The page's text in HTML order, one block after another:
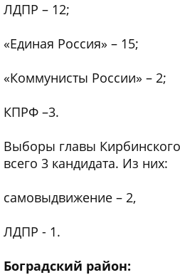
ЛДПР – 12;
«Единая Россия» – 15;
«Коммунисты России» – 2;
КПРФ –3.
Выборы главы Кирбинского
всего 3 кандидата. Из них:
самовыдвижение – 2,
ЛДПР - 1.
Боградский район: